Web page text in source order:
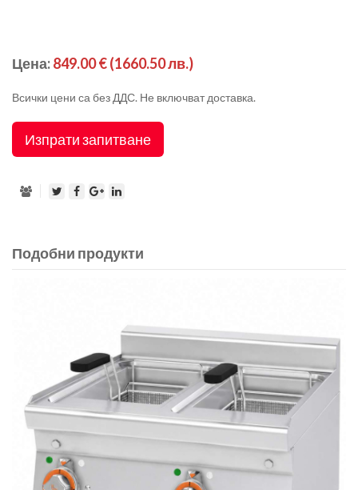
Цена:849.00 €(1660.50 лв.)
Всички цени са без ДДС. Не включват доставка.
Изпрати запитване
Подобни продукти